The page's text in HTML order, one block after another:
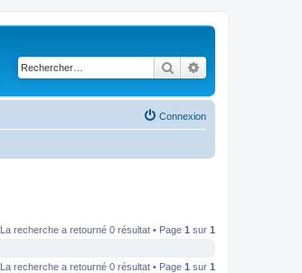
Rechercher
Connexion
La recherche a retourné 0 résultat • Page 1 sur 1
La recherche a retourné 0 résultat • Page 1 sur 1